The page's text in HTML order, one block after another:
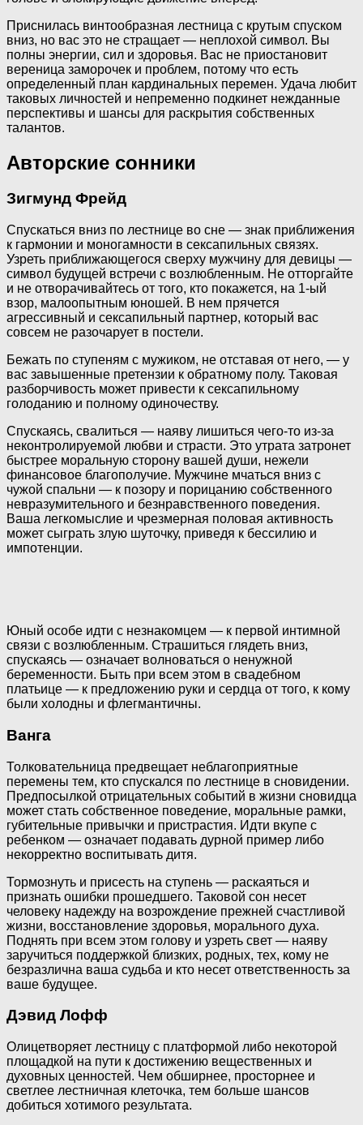
Приснилась винтообразная лестница с крутым спуском
вниз, но вас это не стращает — неплохой символ. Вы
полны энергии, сил и здоровья. Вас не приостановит
вереница заморочек и проблем, потому что есть
определенный план кардинальных перемен. Удача любит
таковых личностей и непременно подкинет нежданные
перспективы и шансы для раскрытия собственных
талантов.
Авторские сонники
Зигмунд Фрейд
Спускаться вниз по лестнице во сне — знак приближения
к гармонии и моногамности в сексапильных связях.
Узреть приближающегося сверху мужчину для девицы —
символ будущей встречи с возлюбленным. Не отторгайте
и не отворачивайтесь от того, кто покажется, на 1-ый
взор, малоопытным юношей. В нем прячется
агрессивный и сексапильный партнер, который вас
совсем не разочарует в постели.
Бежать по ступеням с мужиком, не отставая от него, — у
вас завышенные претензии к обратному полу. Таковая
разборчивость может привести к сексапильному
голоданию и полному одиночеству.
Спускаясь, свалиться — наяву лишиться чего-то из-за
неконтролируемой любви и страсти. Это утрата затронет
быстрее моральную сторону вашей души, нежели
финансовое благополучие. Мужчине мчаться вниз с
чужой спальни — к позору и порицанию собственного
невразумительного и безнравственного поведения.
Ваша легкомыслие и чрезмерная половая активность
может сыграть злую шуточку, приведя к бессилию и
импотенции.
Юный особе идти с незнакомцем — к первой интимной
связи с возлюбленным. Страшиться глядеть вниз,
спускаясь — означает волноваться о ненужной
беременности. Быть при всем этом в свадебном
платьице — к предложению руки и сердца от того, к кому
были холодны и флегмантичны.
Ванга
Толковательница предвещает неблагоприятные
перемены тем, кто спускался по лестнице в сновидении.
Предпосылкой отрицательных событий в жизни сновидца
может стать собственное поведение, моральные рамки,
губительные привычки и пристрастия. Идти вкупе с
ребенком — означает подавать дурной пример либо
некорректно воспитывать дитя.
Тормознуть и присесть на ступень — раскаяться и
признать ошибки прошедшего. Таковой сон несет
человеку надежду на возрождение прежней счастливой
жизни, восстановление здоровья, морального духа.
Поднять при всем этом голову и узреть свет — наяву
заручиться поддержкой близких, родных, тех, кому не
безразлична ваша судьба и кто несет ответственность за
ваше будущее.
Дэвид Лофф
Олицетворяет лестницу с платформой либо некоторой
площадкой на пути к достижению вещественных и
духовных ценностей. Чем обширнее, просторнее и
светлее лестничная клеточка, тем больше шансов
добиться хотимого результата.